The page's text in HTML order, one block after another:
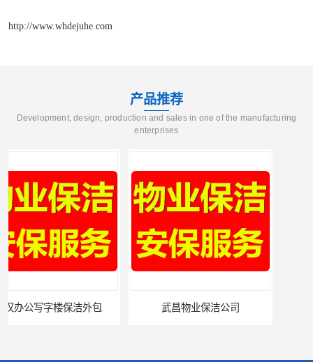
http://www.whdejuhe.com
产品推荐
Development, design, production and sales in one of the manufacturing
enterprises
武昌物业保洁公司 武昌专业物业保洁